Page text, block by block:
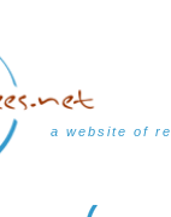
a website of